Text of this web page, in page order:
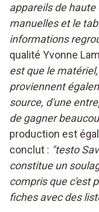
appareils de
manuelles et le
informations
qualité Yvonne
est que le
proviennent
source, d'une
de gagner
production est
conclut : "testo
constitue un
compris que c'est
fiches avec des